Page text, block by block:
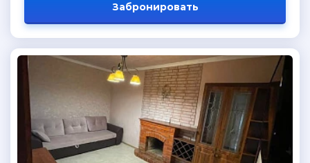
Забронировать